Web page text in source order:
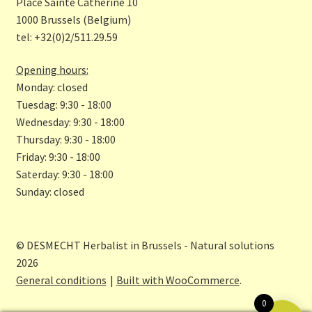
o
k
a
m
1000 Brussels (Belgium)
tel: +32(0)2/511.29.59
Opening hours:
Monday: closed
Tuesdag: 9:30 - 18:00
Wednesday: 9:30 - 18:00
Thursday: 9:30 - 18:00
Friday: 9:30 - 18:00
Saterday: 9:30 - 18:00
Sunday: closed
© DESMECHT Herbalist in Brussels - Natural solutions
2026
General conditions
Built with WooCommerce.
0